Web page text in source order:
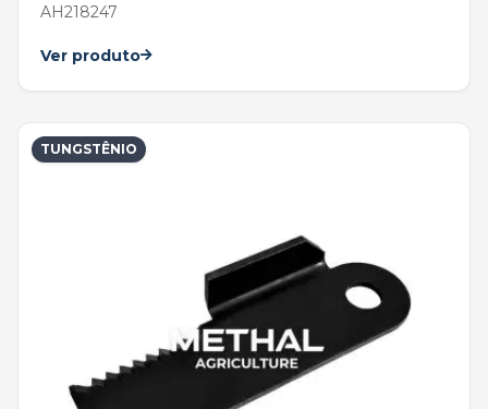
AH218247
Ver produto
TUNGSTÊNIO